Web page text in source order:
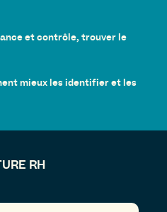
et contrôle, trouver le
mieux les identifier et les
RH